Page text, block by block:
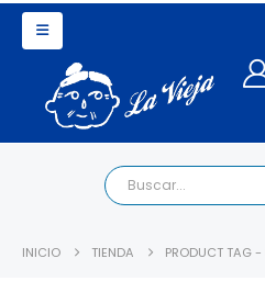
INICIO TIENDA PRODUCT TAG -